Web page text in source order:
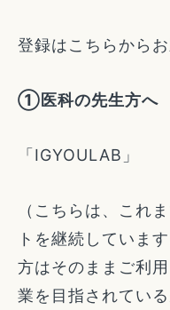
登録はこちらからお
①医科の先生方へ
「IGYOULAB」
（こちらは、これ
トを継続していま
方はそのままご利
業を目指されてい